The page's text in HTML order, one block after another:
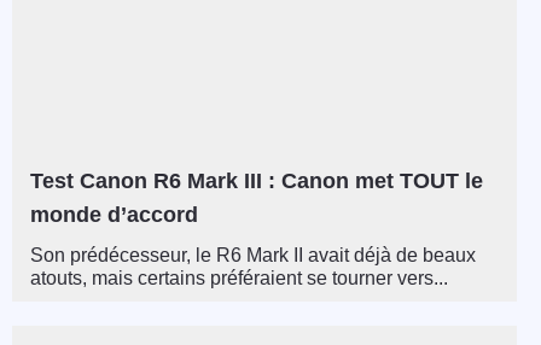
Test Canon R6 Mark III : Canon met TOUT le
monde d’accord
Son prédécesseur, le R6 Mark II avait déjà de beaux
atouts, mais certains préféraient se tourner vers...